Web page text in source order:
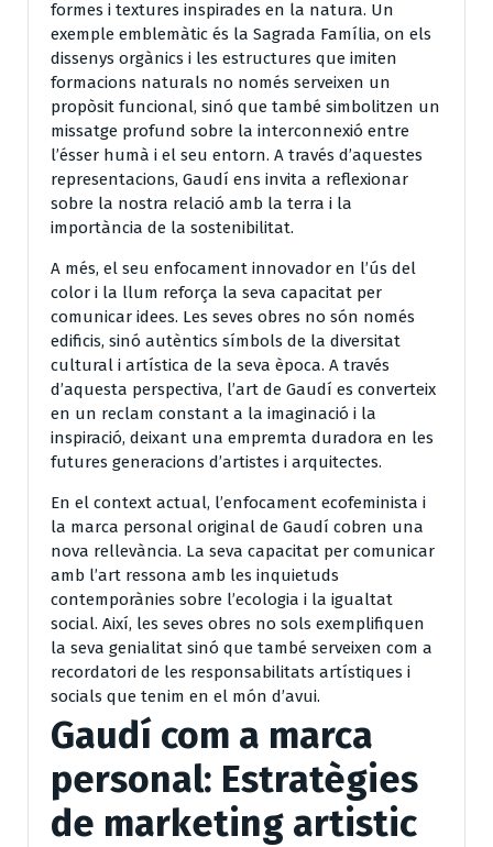
formes i textures inspirades en la natura. Un
exemple emblemàtic és la Sagrada Família, on els
dissenys orgànics i les estructures que imiten
formacions naturals no només serveixen un
propòsit funcional, sinó que també simbolitzen un
missatge profund sobre la interconnexió entre
l’ésser humà i el seu entorn. A través d’aquestes
representacions, Gaudí ens invita a reflexionar
sobre la nostra relació amb la terra i la
importància de la sostenibilitat.
A més, el seu enfocament innovador en l’ús del
color i la llum reforça la seva capacitat per
comunicar idees. Les seves obres no són només
edificis, sinó autèntics símbols de la diversitat
cultural i artística de la seva època. A través
d’aquesta perspectiva, l’art de Gaudí es converteix
en un reclam constant a la imaginació i la
inspiració, deixant una empremta duradora en les
futures generacions d’artistes i arquitectes.
En el context actual, l’enfocament ecofeminista i
la marca personal original de Gaudí cobren una
nova rellevància. La seva capacitat per comunicar
amb l’art ressona amb les inquietuds
contemporànies sobre l’ecologia i la igualtat
social. Així, les seves obres no sols exemplifiquen
la seva genialitat sinó que també serveixen com a
recordatori de les responsabilitats artístiques i
socials que tenim en el món d’avui.
Gaudí com a marca
personal: Estratègies
de marketing artistic